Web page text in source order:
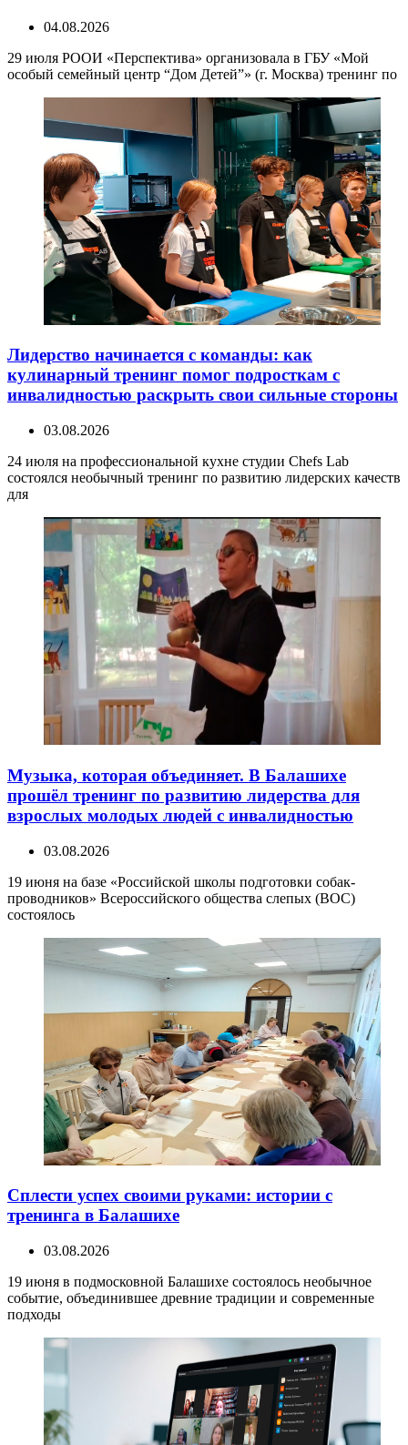
04.08.2026
29 июля РООИ «Перспектива» организовала в ГБУ «Мой
особый семейный центр “Дом Детей”» (г. Москва) тренинг по
Лидерство начинается с команды: как
кулинарный тренинг помог подросткам с
инвалидностью раскрыть свои сильные стороны
03.08.2026
24 июля на профессиональной кухне студии Chefs Lab
состоялся необычный тренинг по развитию лидерских качеств
для
Музыка, которая объединяет. В Балашихе
прошёл тренинг по развитию лидерства для
взрослых молодых людей с инвалидностью
03.08.2026
19 июня на базе «Российской школы подготовки собак-
проводников» Всероссийского общества слепых (ВОС)
состоялось
Сплести успех своими руками: истории с
тренинга в Балашихе
03.08.2026
19 июня в подмосковной Балашихе состоялось необычное
событие, объединившее древние традиции и современные
подходы